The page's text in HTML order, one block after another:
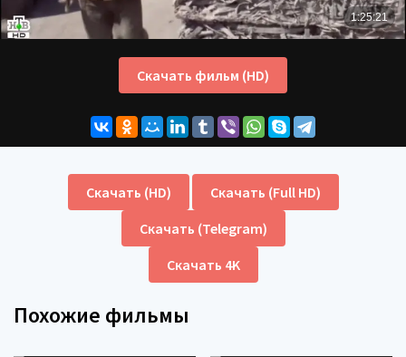
Скачать фильм (HD)
Скачать (HD)
Скачать (Full HD)
Скачать (Telegram)
Скачать 4K
Похожие фильмы